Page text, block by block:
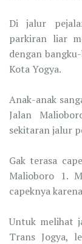
Di jalur
parkiran liar
dengan
Kota Yogya.
Anak-anak
Jalan
sekitaran jalur
Gak terasa
Malioboro 1.
capeknya
Untuk melihat
Trans Jogya,